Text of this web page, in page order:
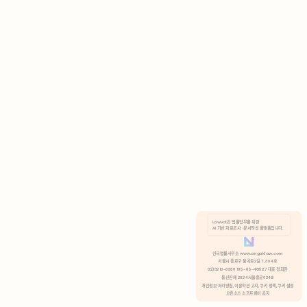
분석 쿠키 허용
Lawvot은 법률업무를 위한
AI 기반 자료조사 · 문서작성 플랫폼입니다.
안국법률사무소 www.anguklaw.com
서울시 종로구 율곡로2길 7, 304호
02)3210-3330 105-05-48527 대표 정희찬
통신판매 2024서울종로0248
개인정보 처리방침, 이용약관 고지, 쿠키 정책, 쿠키 설정
오픈소스 소프트웨어 공지